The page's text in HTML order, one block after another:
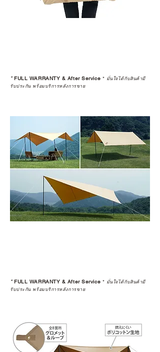
*FULL WARRANTY & After Service * มั่นใจได้กับสินค้ามี
รับประกัน พร้อมบริการหลังการขาย
*FULL WARRANTY & After Service * มั่นใจได้กับสินค้ามี
รับประกัน พร้อมบริการหลังการขาย